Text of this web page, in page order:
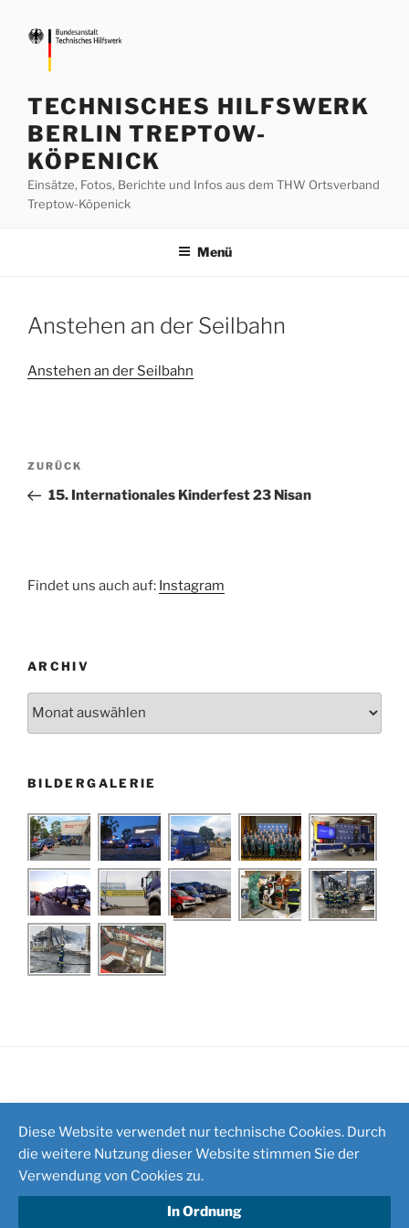
Inhalt
springen
TECHNISCHES HILFSWERK
BERLIN TREPTOW-
KÖPENICK
Einsätze, Fotos, Berichte und Infos aus dem THW Ortsverband
Treptow-Köpenick
Menü
Anstehen an der Seilbahn
Anstehen an der Seilbahn
Beitragsnavigation
Vorheriger
Beitrag
ZURÜCK
15. Internationales Kinderfest 23 Nisan
Findet uns auch auf: Instagram
ARCHIV
BILDERGALERIE
Diese Website verwendet nur technische Cookies. Durch
die weitere Nutzung dieser Website stimmen Sie der
Verwendung von Cookies zu.
In Ordnung